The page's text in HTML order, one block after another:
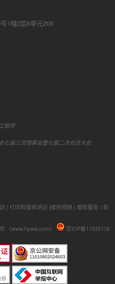
1幢2层6单元206
程师
七届三次理事会暨七届二次会员大会
| 打印机维修培训 |维修视频 | 维修服务 | 新
（www.hyww.com）
京ICP备11030118